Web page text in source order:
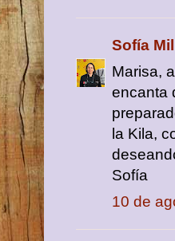
Sofía
Marisa,
encanta
la Kila,
Sofía
10 de